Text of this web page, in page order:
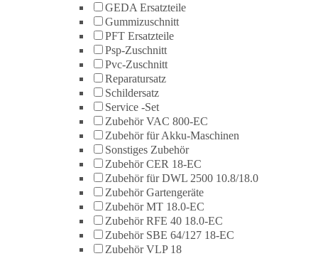
GEDA Ersatzteile
Gummizuschnitt
PFT Ersatzteile
Psp-Zuschnitt
Pvc-Zuschnitt
Reparatursatz
Schildersatz
Service -Set
Zubehör VAC 800-EC
Zubehör für Akku-Maschinen
Sonstiges Zubehör
Zubehör CER 18-EC
Zubehör für DWL 2500 10.8/18.0
Zubehör Gartengeräte
Zubehör MT 18.0-EC
Zubehör RFE 40 18.0-EC
Zubehör SBE 64/127 18-EC
Zubehör VLP 18